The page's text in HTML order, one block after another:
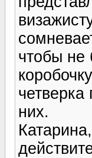
чтобы не
них.